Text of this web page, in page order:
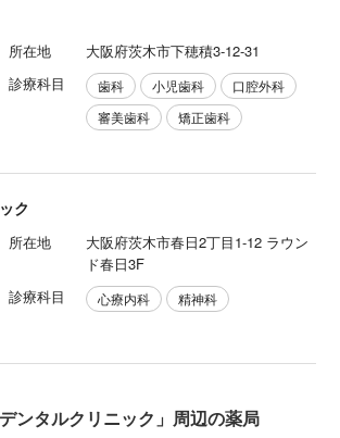
所在地
大阪府茨木市下穂積3-12-31
診療科目
歯科 小児歯科
口腔外科
審美歯科
矯正歯科
ク
所在地
大阪府茨木市春日2丁目1-12 ラウン
ド春日3F
診療科目
心療内科 精神科
ンタルクリニック」周辺の薬局